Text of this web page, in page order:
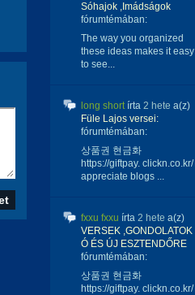
Sóhajok ,Imádságok
fórumtémában:
The way you organized
these ideas makes it easy
to see...
long shortírta 2 hete a(z)
Füle Lajos versei:
fórumtémában:
상품권 현금화
https://giftpay. clickn.co.kr/ I
appreciate blogs ...
fxxu fxxu írta 2 hete a(z)
VERSEK ,GONDOLATOK
Ó ÉS ÚJ ESZTENDŐRE
fórumtémában:
상품권 현금화
https://giftpay. clickn.co.kr/ I